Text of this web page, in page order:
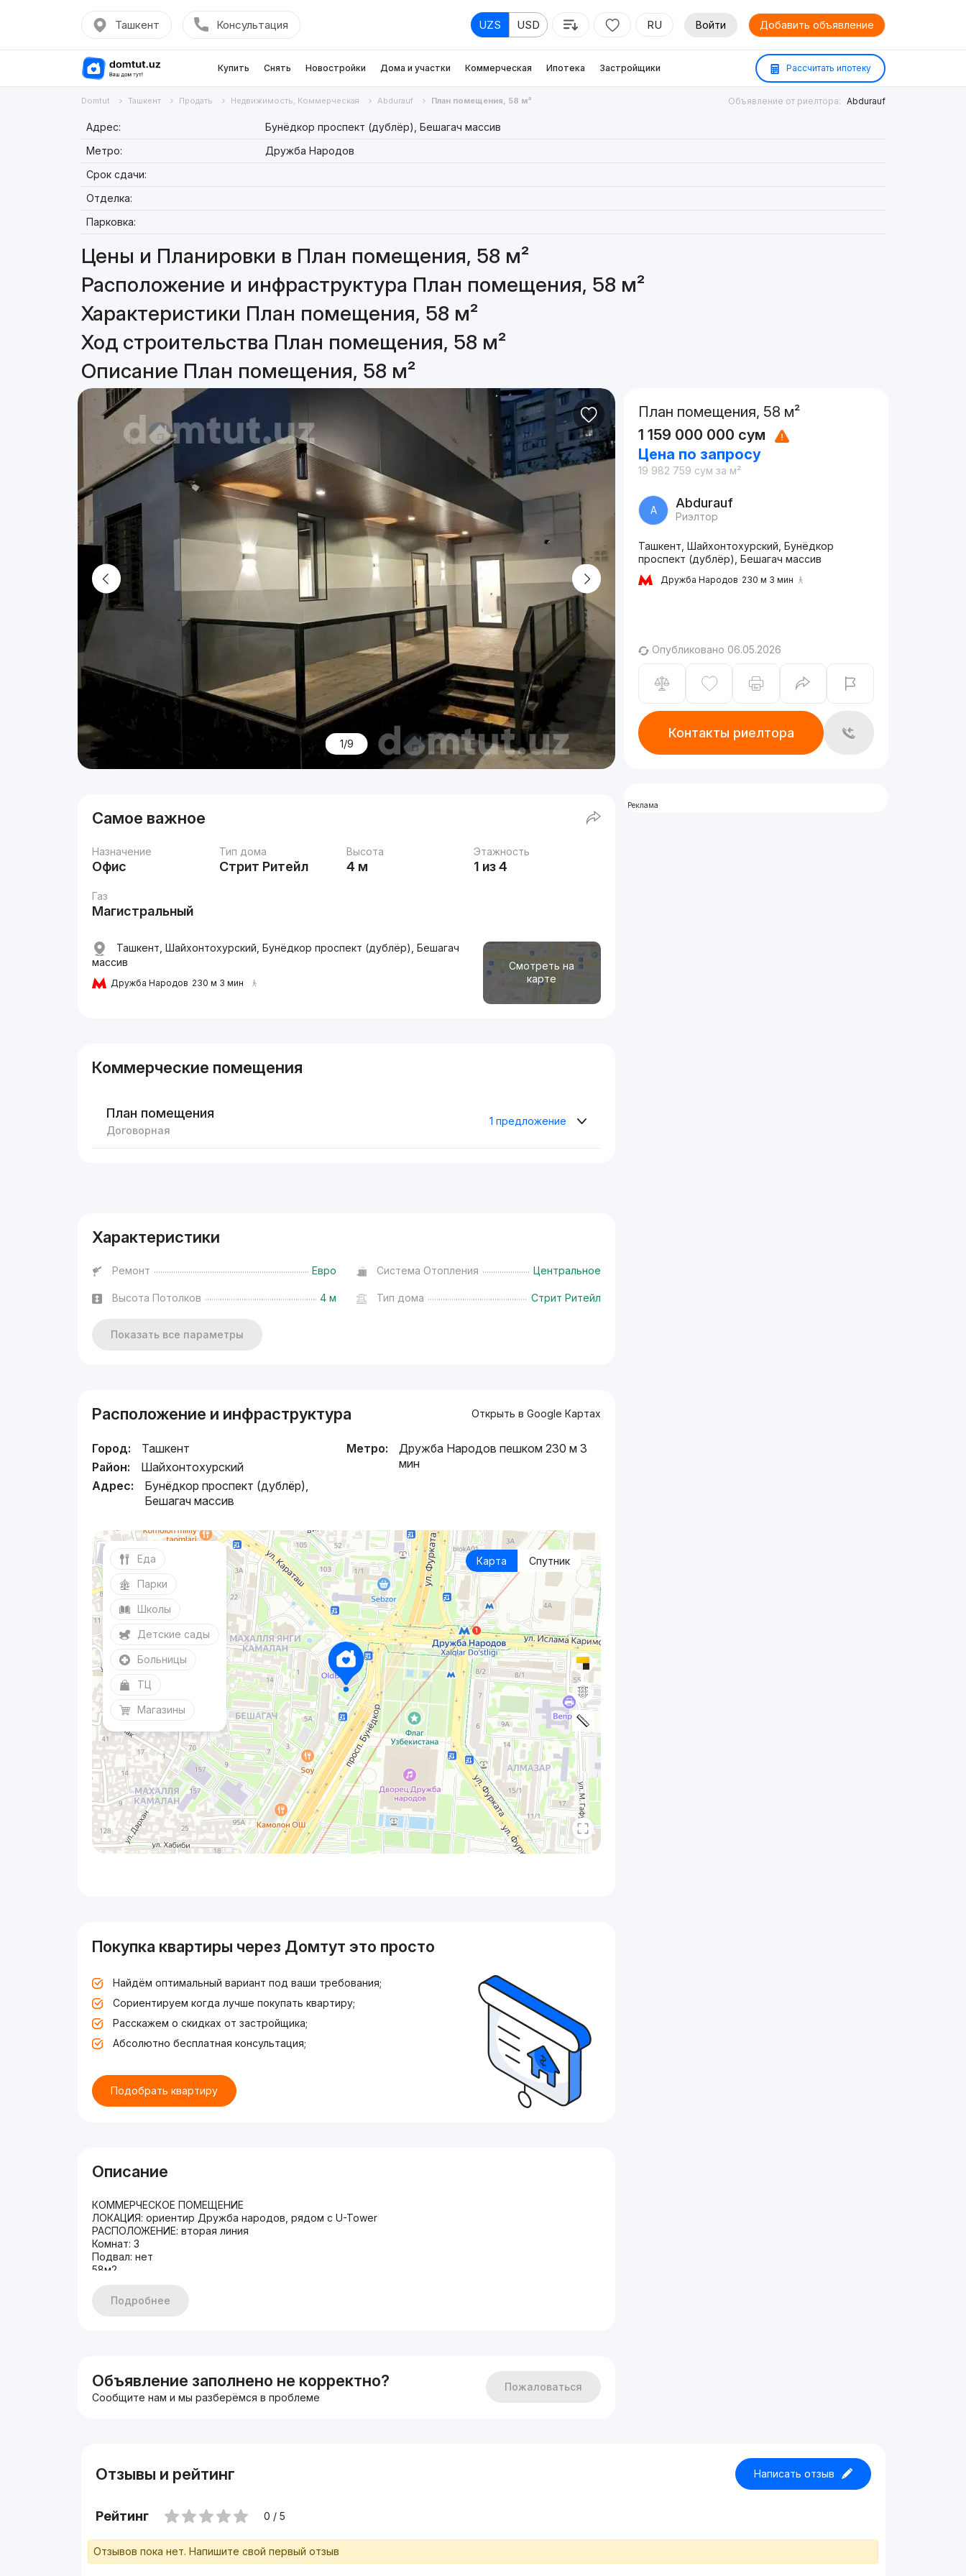
Ташкент Консультация UZS USD RU Войти Добавить объявление
Купить Снять Новостройки Дома и участки Коммерческая Ипотека Застройщики Рассчитать ипотеку
Domtut Ташкент Продать Недвижимость, Коммерческая Abdurauf План помещения, 58 м² Объявление от риелтора: Abdurauf
Адрес:
Бунёдкор проспект (дублёр), Бешагач массив
Метро:
Дружба Народов
Срок сдачи:
Отделка:
Парковка:
Цены и Планировки в План помещения, 58 м²
Расположение и инфраструктура План помещения, 58 м²
Характеристики План помещения, 58 м²
Ход строительства План помещения, 58 м²
Описание План помещения, 58 м²
1/9
Самое важное
Назначение
Офис
Тип дома
Стрит Ритейл
Высота
4 м
Этажность
1 из 4
Газ
Магистральный
Смотреть на
карте
Ташкент, Шайхонтохурский, Бунёдкор проспект (дублёр), Бешагач
массив
Дружба Народов 230 м 3 мин
Коммерческие помещения
План помещения
Договорная
1 предложение
Характеристики
Ремонт Евро Система Отопления Центральное
Высота Потолков 4 м Тип дома Стрит Ритейл
Показать все параметры
Расположение и инфраструктура Открыть в Google Картах
Город:
Ташкент
Район:
Шайхонтохурский
Адрес:
Бунёдкор проспект (дублёр),
Бешагач массив
Метро:
Дружба Народов пешком 230 м 3
мин
Карта Спутник
Еда
Парки
Школы
Детские сады
Больницы
ТЦ
Магазины
Покупка квартиры через Домтут это просто
Найдём оптимальный вариант под ваши требования;
Сориентируем когда лучше покупать квартиру;
Расскажем о скидках от застройщика;
Абсолютно бесплатная консультация;
Подобрать квартиру
Описание
КОММЕРЧЕСКОЕ ПОМЕЩЕНИЕ
ЛОКАЦИЯ: ориентир Дружба народов, рядом с U-Tower
РАСПОЛОЖЕНИЕ: вторая линия
Комнат: 3
Подвал: нет
58м2
АРЕНДА: арендатор внутри 900$
+998 94 667 77 77
Подробнее
Объявление заполнено не корректно?
Сообщите нам и мы разберёмся в проблеме
Пожаловаться
План помещения, 58 м²
1 159 000 000 сум
Цена по запросу
19 982 759 сум за м²
A Abdurauf
Риэлтор
Ташкент, Шайхонтохурский, Бунёдкор
проспект (дублёр), Бешагач массив
Дружба Народов 230 м 3 мин
Опубликовано 06.05.2026
Контакты риелтора
Реклама
Отзывы и рейтинг Написать отзыв
Рейтинг 0 / 5
Отзывов пока нет. Напишите свой первый отзыв